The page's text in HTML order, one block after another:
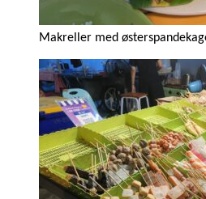
Makreller med